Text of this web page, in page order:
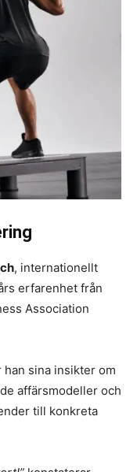
, internationellt
erfarenhet från
Association
han sina insikter om
affärsmodeller och
till konkreta